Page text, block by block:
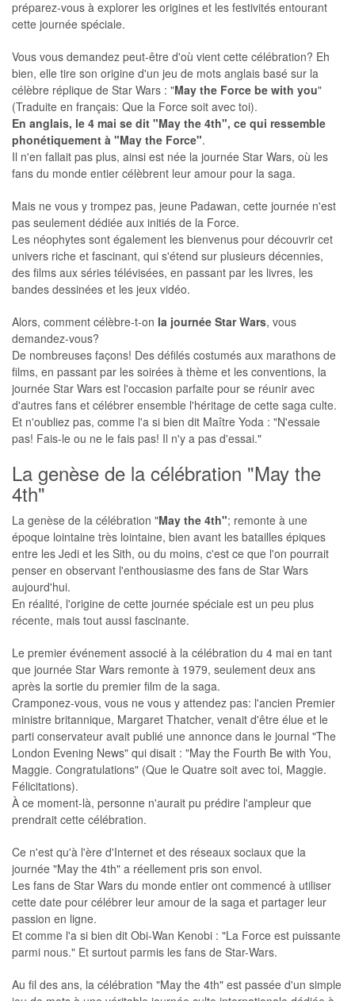
préparez-vous à explorer les origines et les festivités entourant
cette journée spéciale.
Vous vous demandez peut-être d'où vient cette célébration? Eh
bien, elle tire son origine d'un jeu de mots anglais basé sur la
célèbre réplique de Star Wars : "May the Force be with you"
(Traduite en français: Que la Force soit avec toi).
En anglais, le 4 mai se dit "May the 4th", ce qui ressemble
phonétiquement à "May the Force".
Il n'en fallait pas plus, ainsi est née la journée Star Wars, où les
fans du monde entier célèbrent leur amour pour la saga.
Mais ne vous y trompez pas, jeune Padawan, cette journée n'est
pas seulement dédiée aux initiés de la Force.
Les néophytes sont également les bienvenus pour découvrir cet
univers riche et fascinant, qui s'étend sur plusieurs décennies,
des films aux séries télévisées, en passant par les livres, les
bandes dessinées et les jeux vidéo.
Alors, comment célèbre-t-on la journée Star Wars, vous
demandez-vous?
De nombreuses façons! Des défilés costumés aux marathons de
films, en passant par les soirées à thème et les conventions, la
journée Star Wars est l'occasion parfaite pour se réunir avec
d'autres fans et célébrer ensemble l'héritage de cette saga culte.
Et n'oubliez pas, comme l'a si bien dit Maître Yoda : "N'essaie
pas! Fais-le ou ne le fais pas! Il n'y a pas d'essai."
La genèse de la célébration "May the
4th"
La genèse de la célébration "May the 4th"; remonte à une
époque lointaine très lointaine, bien avant les batailles épiques
entre les Jedi et les Sith, ou du moins, c'est ce que l'on pourrait
penser en observant l'enthousiasme des fans de Star Wars
aujourd'hui.
En réalité, l'origine de cette journée spéciale est un peu plus
récente, mais tout aussi fascinante.
Le premier événement associé à la célébration du 4 mai en tant
que journée Star Wars remonte à 1979, seulement deux ans
après la sortie du premier film de la saga.
Cramponez-vous, vous ne vous y attendez pas: l'ancien Premier
ministre britannique, Margaret Thatcher, venait d'être élue et le
parti conservateur avait publié une annonce dans le journal "The
London Evening News" qui disait : "May the Fourth Be with You,
Maggie. Congratulations" (Que le Quatre soit avec toi, Maggie.
Félicitations).
À ce moment-là, personne n'aurait pu prédire l'ampleur que
prendrait cette célébration.
Ce n'est qu'à l'ère d'Internet et des réseaux sociaux que la
journée "May the 4th" a réellement pris son envol.
Les fans de Star Wars du monde entier ont commencé à utiliser
cette date pour célébrer leur amour de la saga et partager leur
passion en ligne.
Et comme l'a si bien dit Obi-Wan Kenobi : "La Force est puissante
parmi nous." Et surtout parmis les fans de Star-Wars.
Au fil des ans, la célébration "May the 4th" est passée d'un simple